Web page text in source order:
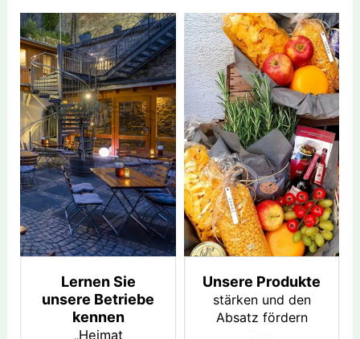
Lernen Sie
unsere Betriebe
kennen
„Heimat
Unsere Produkte
stärken und den
Absatz fördern